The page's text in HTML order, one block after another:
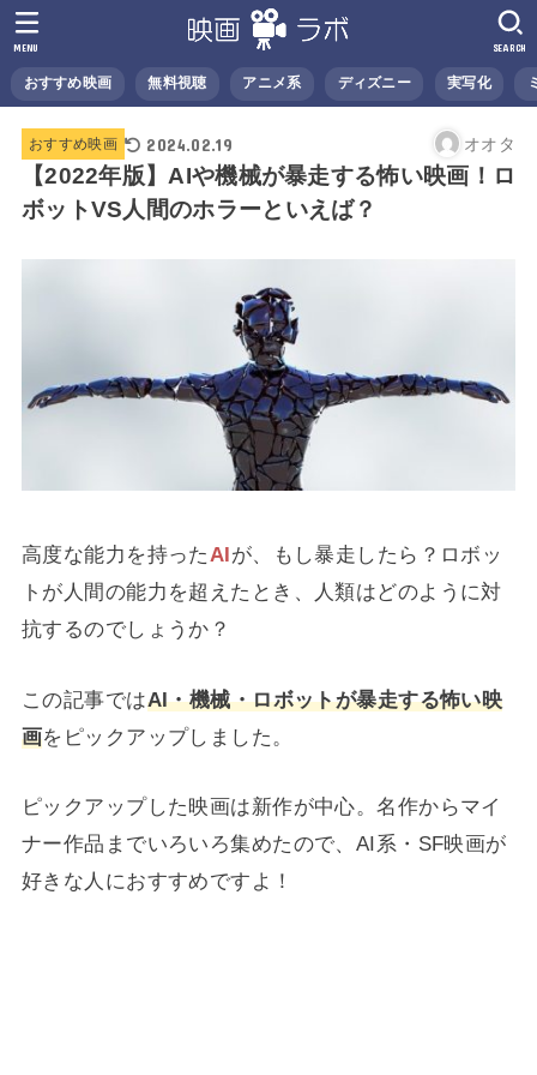
おすすめ映画 無料視聴 アニメ系 ディズニー 実写化
SEARCH
MENU
おすすめ映画 2024.02.19 オオタ
【2022年版】AIや機械が暴走する怖い映画！ロ
ボットVS人間のホラーといえば？
高度な能力を持った AIが、もし暴走したら？ロボッ
トが人間の能力を超えたとき、人類はどのように対
抗するのでしょうか？
この記事ではAI・機械・ロボットが暴走する怖い映
画をピックアップしました。
ピックアップした映画は新作が中心。名作からマイ
ナー作品までいろいろ集めたので、AI系・SF映画が
好きな人におすすめですよ！